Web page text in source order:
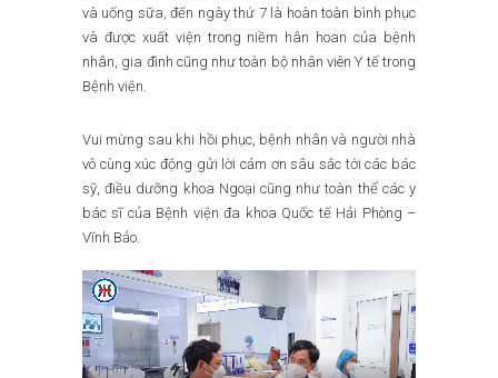
và uống sữa, đến ngày thứ 7 là hoàn toàn bình phục
và được xuất viện trong niềm hân hoan của bệnh
nhân, gia đình cũng như toàn bộ nhân viên Y tế trong
Bệnh viện.
Vui mừng sau khi hồi phục, bệnh nhân và người nhà
vô cùng xúc động gửi lời cảm ơn sâu sắc tới các bác
sỹ, điều dưỡng khoa Ngoại cũng như toàn thể các y
bác sĩ của Bệnh viện đa khoa Quốc tế Hải Phòng –
Vĩnh Bảo.